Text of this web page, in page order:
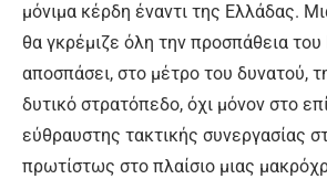
μόνιμα κέρδη έναντι της Ελλάδας.
θα γκρέμιζε όλη την προσπάθεια
αποσπάσει, στο μέτρο του δυνατού,
δυτικό στρατόπεδο, όχι μόνον στο
εύθραυστης τακτικής συνεργασίας
πρωτίστως στο πλαίσιο μιας